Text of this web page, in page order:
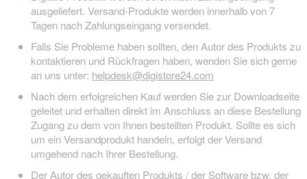
ausgeliefert. Versand-Produkte werden innerhalb von 7
Tagen nach Zahlungseingang versendet.
Falls Sie Probleme haben sollten, den Autor des Produkts zu
kontaktieren und Rückfragen haben, wenden Sie sich gerne
an uns unter: helpdesk@digistore24.com
Nach dem erfolgreichen Kauf werden Sie zur Downloadseite
geleitet und erhalten direkt im Anschluss an diese Bestellung
Zugang zu dem von Ihnen bestellten Produkt. Sollte es sich
um ein Versandprodukt handeln, erfolgt der Versand
umgehend nach Ihrer Bestellung.
Der Autor des gekauften Produkts / der Software bzw. der